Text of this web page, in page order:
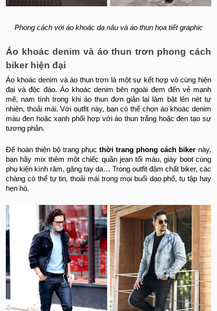
Phong cách với áo khoác da nâu và áo thun họa tiết graphic
Áo khoác denim và áo thun trơn phong cách
biker hiện đại
Áo khoác denim và áo thun trơn là một sự kết hợp vô cùng hiện
đại và độc đáo. Áo khoác denim bên ngoài đem đến vẻ mạnh
mẽ, nam tính trong khi áo thun đơn giản lại làm bật lên nét tự
nhiên, thoải mái. Với outfit này, bạn có thể chọn áo khoác denim
màu đen hoặc xanh phối hợp với áo thun trắng hoặc đen tạo sự
tương phản.
Để hoàn thiện bộ trang phục thời trang phong cách biker này,
bạn hãy mix thêm một chiếc quần jean tối màu, giày boot cùng
phụ kiện kính râm, găng tay da… Trong outfit đậm chất biker, các
chàng có thể tự tin, thoải mái trong mọi buổi dạo phố, tụ tập hay
hẹn hò.